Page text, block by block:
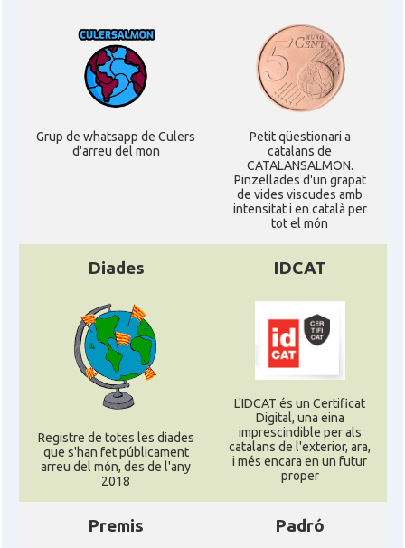
Grup de whatsapp de Culers
d'arreu del mon
Petit qüestionari a
catalans de
CATALANSALMON.
Pinzellades d'un grapat
de vides viscudes amb
intensitat i en català per
tot el món
Diades
Registre de totes les diades
que s'han fet públicament
arreu del món, des de l'any
2018
IDCAT
L'IDCAT és un Certificat
Digital, una eina
imprescindible per als
catalans de l'exterior, ara,
i més encara en un futur
proper
Premis Padró